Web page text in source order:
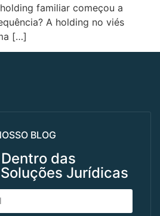
familiar começou a
A holding no viés
[…]
BLOG
das
Jurídicas